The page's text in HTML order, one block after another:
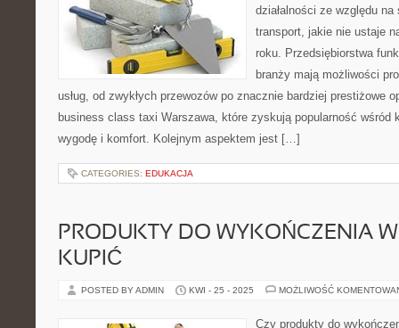
działalności ze względu na
transport, jakie nie ustaje
roku. Przedsiębiorstwa
branży mają możliwości
usług, od zwykłych przewozów po znacznie bardziej prestiżowe
business class taxi Warszawa, które zyskują popularność wśród
wygodę i komfort. Kolejnym aspektem jest […]
CATEGORIES: EDUKACJA
PRODUKTY DO WYKOŃCZENIA
KUPIĆ
POSTED BY ADMIN KWI - 25 - 2025 MOŻLIWOŚĆ
Czy produkty do